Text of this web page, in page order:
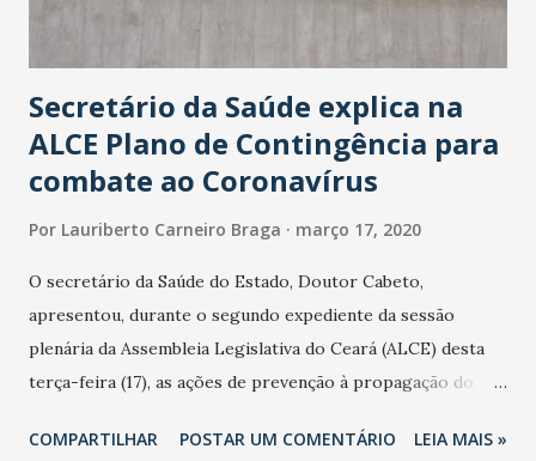
Secretário da Saúde explica na
ALCE Plano de Contingência para
combate ao Coronavírus
Por Lauriberto Carneiro Braga março 17, 2020
O secretário da Saúde do Estado, Doutor Cabeto,
apresentou, durante o segundo expediente da sessão
plenária da Assembleia Legislativa do Ceará (ALCE) desta
terça-feira (17), as ações de prevenção à propagação do
adotadas pelo Governo do Estado na contenção da
COMPARTILHAR POSTAR UM COMENTÁRIO LEIA MAIS »